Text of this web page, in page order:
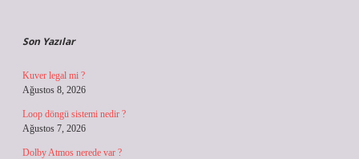
Son Yazılar
Kuver legal mi ?
Ağustos 8, 2026
Loop döngü sistemi nedir ?
Ağustos 7, 2026
Dolby Atmos nerede var ?